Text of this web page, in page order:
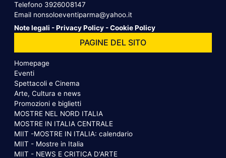
Telefono 3926008147
Email nonsoloeventiparma@yahoo.it
Note legali -Privacy Policy -Cookie Policy
PAGINE DEL SITO
Homepage
Eventi
Spettacoli e Cinema
Arte, Cultura e news
Promozioni e biglietti
MOSTRE NEL NORD ITALIA
MOSTRE IN ITALIA CENTRALE
MIIT -MOSTRE IN ITALIA: calendario
MIIT - Mostre in Italia
MIIT - NEWS E CRITICA D'ARTE